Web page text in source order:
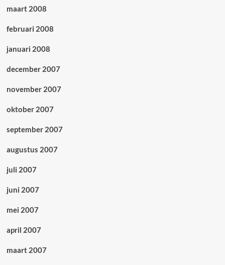
maart 2008
februari 2008
januari 2008
december 2007
november 2007
oktober 2007
september 2007
augustus 2007
juli 2007
juni 2007
mei 2007
april 2007
maart 2007